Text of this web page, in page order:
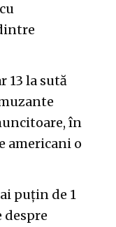
13 la sută
în
americani o
puțin de 1
despre